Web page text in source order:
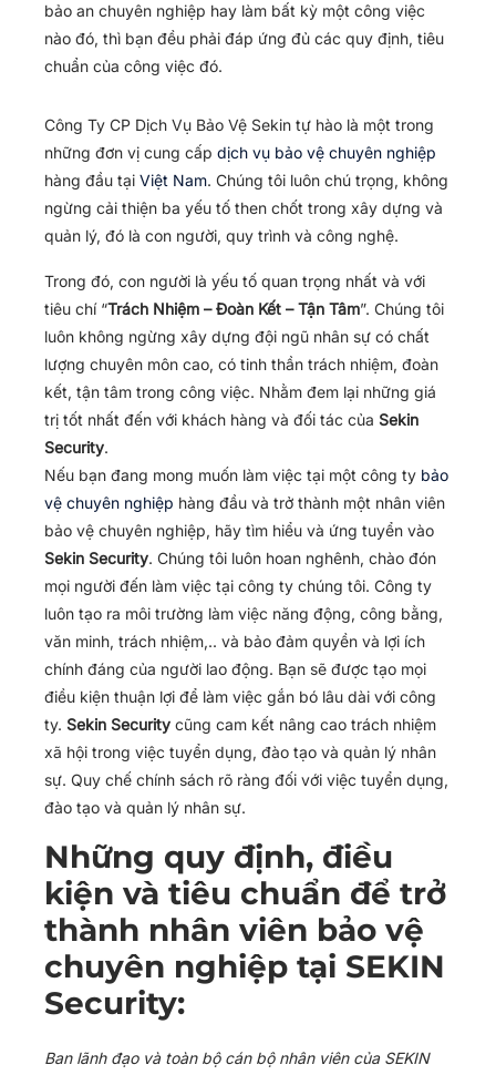
bảo an chuyên nghiệp hay làm bất kỳ một công việc
nào đó, thì bạn đều phải đáp ứng đủ các quy định, tiêu
chuẩn của công việc đó.
Công Ty CP Dịch Vụ Bảo Vệ Sekin tự hào là một trong
những đơn vị cung cấp dịch vụ bảo vệ chuyên nghiệp
hàng đầu tại Việt Nam. Chúng tôi luôn chú trọng, không
ngừng cải thiện ba yếu tố then chốt trong xây dựng và
quản lý, đó là con người, quy trình và công nghệ.
Trong đó, con người là yếu tố quan trọng nhất và với
tiêu chí “Trách Nhiệm – Đoàn Kết – Tận Tâm”. Chúng tôi
luôn không ngừng xây dựng đội ngũ nhân sự có chất
lượng chuyên môn cao, có tinh thần trách nhiệm, đoàn
kết, tận tâm trong công việc. Nhằm đem lại những giá
trị tốt nhất đến với khách hàng và đối tác của Sekin
Security.
Nếu bạn đang mong muốn làm việc tại một công ty bảo
vệ chuyên nghiệp hàng đầu và trở thành một nhân viên
bảo vệ chuyên nghiệp, hãy tìm hiểu và ứng tuyển vào
Sekin Security. Chúng tôi luôn hoan nghênh, chào đón
mọi người đến làm việc tại công ty chúng tôi. Công ty
luôn tạo ra môi trường làm việc năng động, công bằng,
văn minh, trách nhiệm,.. và bảo đảm quyền và lợi ích
chính đáng của người lao động. Bạn sẽ được tạo mọi
điều kiện thuận lợi để làm việc gắn bó lâu dài với công
ty. Sekin Security cũng cam kết nâng cao trách nhiệm
xã hội trong việc tuyển dụng, đào tạo và quản lý nhân
sự. Quy chế chính sách rõ ràng đối với việc tuyển dụng,
đào tạo và quản lý nhân sự.
Những quy định, điều
kiện và tiêu chuẩn để trở
thành nhân viên bảo vệ
chuyên nghiệp tại SEKIN
Security:
Ban lãnh đạo và toàn bộ cán bộ nhân viên của SEKIN